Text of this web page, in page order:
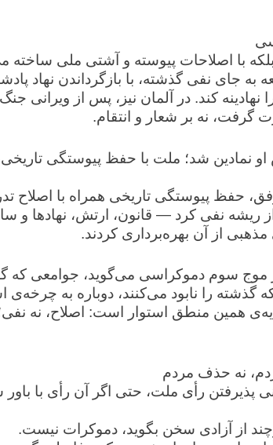
با اصلاحات پیوسته و آشتی ملی ساخته
به جای نفی گذشته، با بازگرداندن نهاد
کند. در آلمان نیز، پس از ویرانی
نه بر شعار و انتقام.
او نمادین شد؛ ملت با حفظ پیوستگی
حفظ پیوستگی تاریخی همراه با اصلاح
۱۳۵۷ همه‌چیز را از ریشه نفی کرد — قانون، ارتش،
از آن بهره‌برداری کردند.
موج سوم دموکراسی می‌گوید، جوامعی که
گذشته را نابود می‌کنند، دوباره به چرخه‌ی
همین منطق استوار است: اصلاح، نه
نه حذف مردم
پذیرفتن رأی ملت، حتی اگر آن رأی با
از آزادی سخن بگوید، دموکرات نیست.